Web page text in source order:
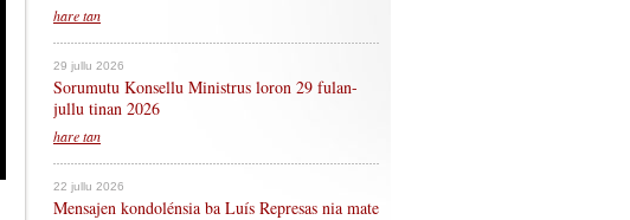
hare tan
29 jullu 2026
Sorumutu Konsellu Ministrus loron 29 fulan-
jullu tinan 2026
hare tan
22 jullu 2026
Mensajen kondolénsia ba Luís Represas nia mate